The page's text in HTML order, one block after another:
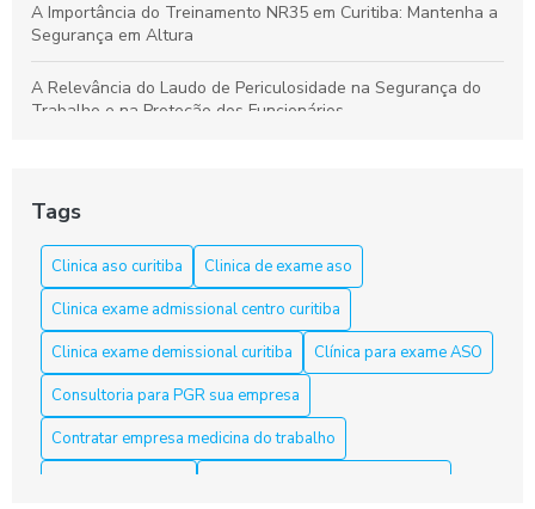
A Importância do Treinamento NR35 em Curitiba: Mantenha a
Segurança em Altura
A Relevância do Laudo de Periculosidade na Segurança do
Trabalho e na Proteção dos Funcionários
Aprenda tudo sobre o curso NR 33 em Curitiba e garanta sua
Aso Curitiba é a Solução Ideal para a Saúde e Segurança do
Trabalho
Aso Curitiba é a Solução Ideal para sua Saúde e Bem-Estar
Aso Curitiba é a Solução Ideal para sua Saúde e Segurança
no Trabalho
Tags
Clinica aso curitiba
Clinica de exame aso
Clinica exame admissional centro curitiba
Clinica exame demissional curitiba
Clínica para exame ASO
Consultoria para PGR sua empresa
Contratar empresa medicina do trabalho